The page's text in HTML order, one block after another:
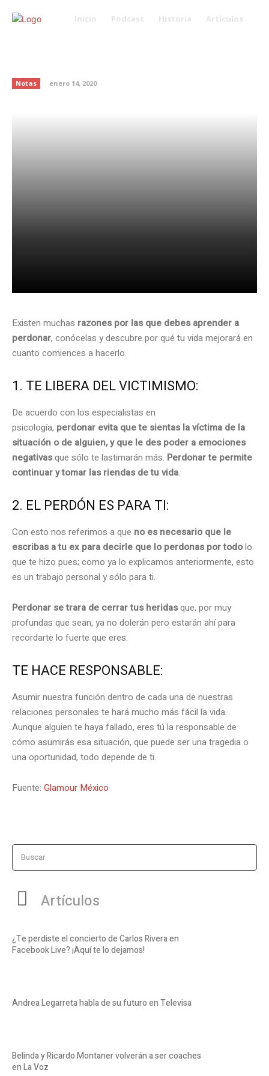
Inicio Podcast Historia Artículos
Notas enero 14, 2020
Existen muchas razones por las que debes aprender a
perdonar, conócelas y descubre por qué tu vida mejorará en
cuanto comiences a hacerlo.
1. TE LIBERA DEL VICTIMISMO:
De acuerdo con los especialistas en
psicología, perdonar evita que te sientas la víctima de la
situación o de alguien, y que le des poder a emociones
negativasque sólo te lastimarán más. Perdonar te permite
continuar y tomar las riendas de tu vida.
2. EL PERDÓN ES PARA TI:
Con esto nos referimos a que no es necesario que le
escribas a tu ex para decirle que lo perdonas por todolo
que te hizo pues; como ya lo explicamos anteriormente, esto
es un trabajo personal y sólo para ti.
Perdonar se trara de cerrar tus heridasque, por muy
profundas que sean, ya no dolerán pero estarán ahí para
recordarte lo fuerte que eres.
TE HACE RESPONSABLE:
Asumir nuestra función dentro de cada una de nuestras
relaciones personales te hará mucho más fácil la vida.
Aunque alguien te haya fallado, eres tú la responsable de
cómo asumirás esa situación, que puede ser una tragedia o
una oportunidad, todo depende de ti.
Fuente: Glamour México
Buscar
Artículos
¿Te perdiste el concierto de Carlos Rivera en
Facebook Live? ¡Aquí te lo dejamos!
Andrea Legarreta habla de su futuro en Televisa
Belinda y Ricardo Montaner volverán a ser coaches
en La Voz